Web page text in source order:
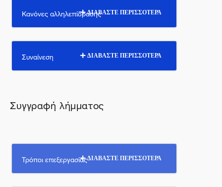
Κανόνες αλληλεπίδρασηςΔΙΑΒΑΣΤΕ ΠΕΡΙΣΣΟΤΕΡΑ
Συναίνεση ΔΙΑΒΑΣΤΕ ΠΕΡΙΣΣΟΤΕΡΑ
Συγγραφή λήμματος
Τρόποι επεξεργασίαςΔΙΑΒΑΣΤΕ ΠΕΡΙΣΣΟΤΕΡΑ